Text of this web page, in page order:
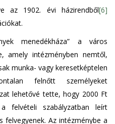
az 1902. évi házirendből[6]
menedékháza” a város
amely intézményben nemtől,
munka- vagy keresetképtelen
felnőtt személyeket
lehetővé tette, hogy 2000 Ft
felvételi szabályzatban leírt
Az intézménybe a